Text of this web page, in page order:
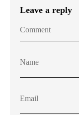
Leave a reply